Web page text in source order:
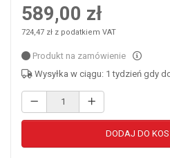
589,00 zł
724,47 zł z podatkiem VAT
Produkt na zamówienie
Wysyłka w ciągu: 1 tydzień gdy
DODAJ DO